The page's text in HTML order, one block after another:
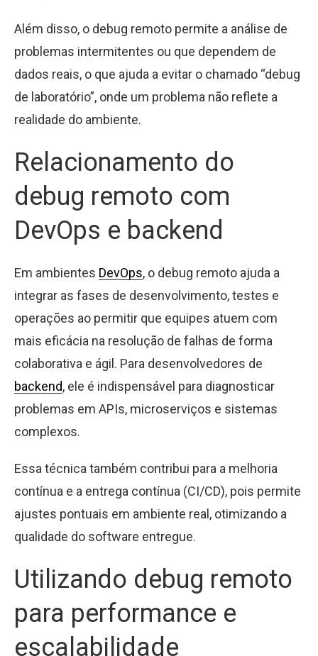
Além disso, o debug remoto permite a análise de
problemas intermitentes ou que dependem de
dados reais, o que ajuda a evitar o chamado “debug
de laboratório”, onde um problema não reflete a
realidade do ambiente.
Relacionamento do
debug remoto com
DevOps e backend
Em ambientes DevOps, o debug remoto ajuda a
integrar as fases de desenvolvimento, testes e
operações ao permitir que equipes atuem com
mais eficácia na resolução de falhas de forma
colaborativa e ágil. Para desenvolvedores de
backend, ele é indispensável para diagnosticar
problemas em APIs, microserviços e sistemas
complexos.
Essa técnica também contribui para a melhoria
contínua e a entrega contínua (CI/CD), pois permite
ajustes pontuais em ambiente real, otimizando a
qualidade do software entregue.
Utilizando debug remoto
para performance e
escalabilidade